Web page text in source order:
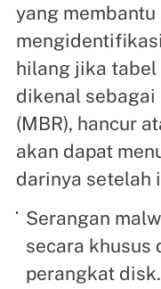
yang
hilang jika tabel
dikenal sebagai
(MBR), hancur
akan dapat
darinya setelah
Serangan
secara khusus
perangkat